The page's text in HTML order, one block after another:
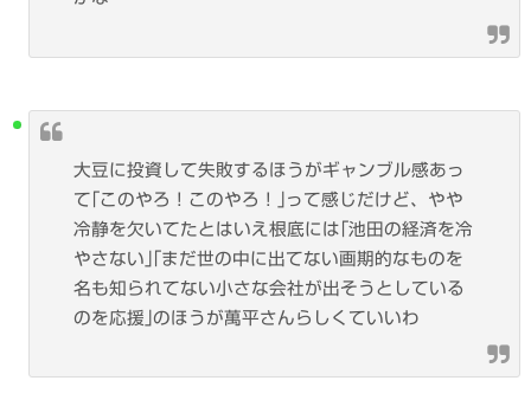
大豆に投資して失敗するほうがギャンブル感あっ
て｢このやろ！このやろ！｣って感じだけど、やや
冷静を欠いてたとはいえ根底には｢池田の経済を冷
やさない｣｢まだ世の中に出てない画期的なものを
名も知られてない小さな会社が出そうとしている
のを応援｣のほうが萬平さんらしくていいわ